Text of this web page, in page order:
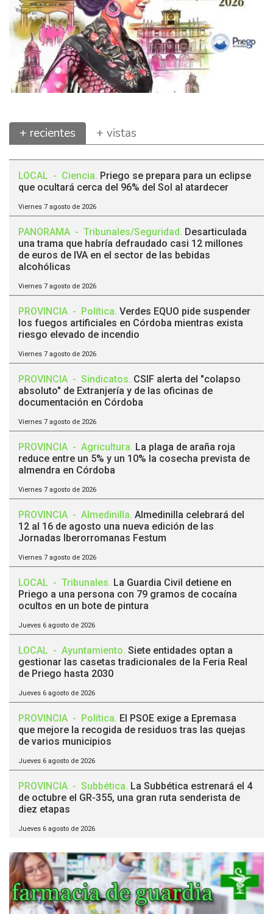
+ recientes + vistas
LOCAL - Ciencia. Priego se prepara para un eclipse
que ocultará cerca del 96% del Sol al atardecer
Viernes 7 agosto de 2026
PANORAMA - Tribunales/Seguridad. Desarticulada
una trama que habría defraudado casi 12 millones
de euros de IVA en el sector de las bebidas
alcohólicas
Viernes 7 agosto de 2026
PROVINCIA - Política. Verdes EQUO pide suspender
los fuegos artificiales en Córdoba mientras exista
riesgo elevado de incendio
Viernes 7 agosto de 2026
PROVINCIA - Sindicatos. CSIF alerta del "colapso
absoluto" de Extranjería y de las oficinas de
documentación en Córdoba
Viernes 7 agosto de 2026
PROVINCIA - Agricultura. La plaga de araña roja
reduce entre un 5% y un 10% la cosecha prevista de
almendra en Córdoba
Viernes 7 agosto de 2026
PROVINCIA - Almedinilla. Almedinilla celebrará del
12 al 16 de agosto una nueva edición de las
Jornadas Iberorromanas Festum
Viernes 7 agosto de 2026
LOCAL - Tribunales. La Guardia Civil detiene en
Priego a una persona con 79 gramos de cocaína
ocultos en un bote de pintura
Jueves 6 agosto de 2026
LOCAL - Ayuntamiento. Siete entidades optan a
gestionar las casetas tradicionales de la Feria Real
de Priego hasta 2030
Jueves 6 agosto de 2026
PROVINCIA - Política. El PSOE exige a Epremasa
que mejore la recogida de residuos tras las quejas
de varios municipios
Jueves 6 agosto de 2026
PROVINCIA - Subbética. La Subbética estrenará el 4
de octubre el GR-355, una gran ruta senderista de
diez etapas
Jueves 6 agosto de 2026